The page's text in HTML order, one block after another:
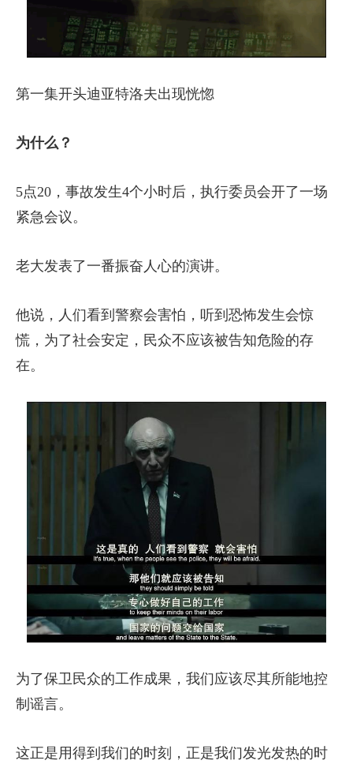
第一集开头迪亚特洛夫出现恍惚
为什么？
5点20，事故发生4个小时后，执行委员会开了一场
紧急会议。
老大发表了一番振奋人心的演讲。
他说，人们看到警察会害怕，听到恐怖发生会惊
慌，为了社会安定，民众不应该被告知危险的存
在。
为了保卫民众的工作成果，我们应该尽其所能地控
制谣言。
这正是用得到我们的时刻，正是我们发光发热的时